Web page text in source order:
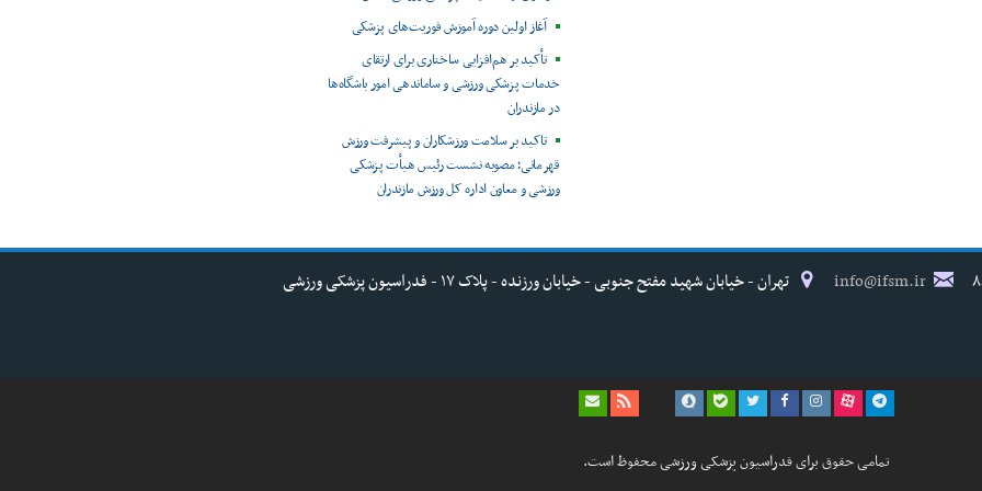
آغاز اولین دوره آموزش فوریت‌های پزشکی
تأکید بر هم‌افزایی ساختاری برای ارتقای
خدمات پزشکی ورزشی و ساماندهی امور باشگاه‌ها
در مازندران
تاکید بر سلامت ورزشکاران و پیشرفت ورزش
قهرمانی؛ مصوبه نشست رئیس هیأت پزشکی
ورزشی و معاون اداره کل ورزش مازندران
info@ifsm.ir تهران - خیابان شهید مفتح جنوبی - خیابان ورزنده - پلاک ۱۷ - فدراسیون پزشکی ورزشی
تمامی حقوق برای فدراسیون پزشکی ورزشی محفوظ است.